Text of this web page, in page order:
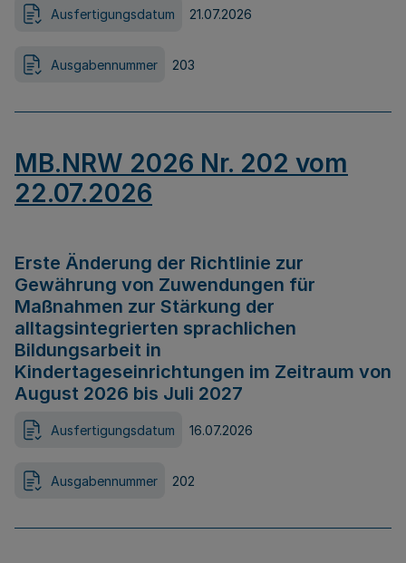
Ausfertigungsdatum 21.07.2026
Ausgabennummer 203
MB.NRW 2026 Nr. 202 vom
22.07.2026
Erste Änderung der Richtlinie zur
Gewährung von Zuwendungen für
Maßnahmen zur Stärkung der
alltagsintegrierten sprachlichen
Bildungsarbeit in
Kindertageseinrichtungen im Zeitraum von
August 2026 bis Juli 2027
Ausfertigungsdatum 16.07.2026
Ausgabennummer 202